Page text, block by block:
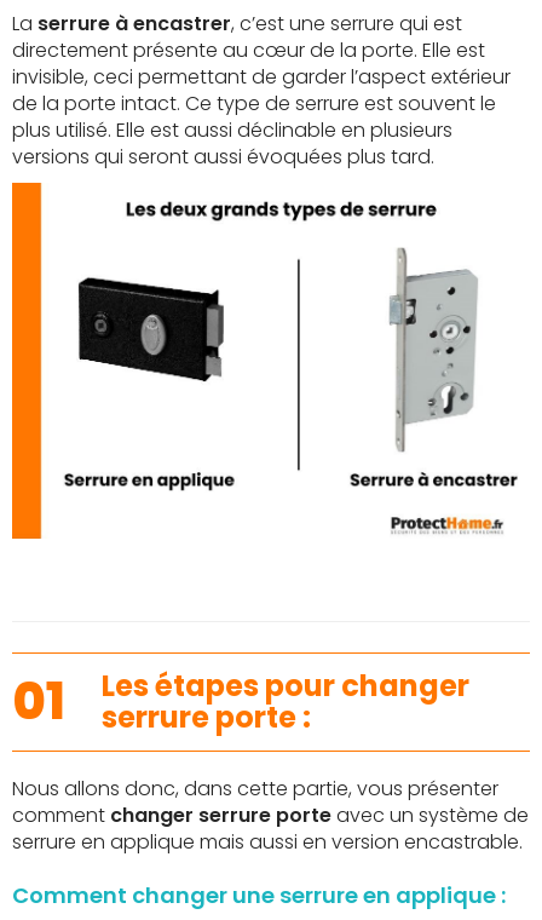
La serrure à encastrer, c’est une serrure qui est
directement présente au cœur de la porte. Elle est
invisible, ceci permettant de garder l’aspect extérieur
de la porte intact. Ce type de serrure est souvent le
plus utilisé. Elle est aussi déclinable en plusieurs
versions qui seront aussi évoquées plus tard.
01 Les étapes pour changer
serrure porte :
Nous allons donc, dans cette partie, vous présenter
comment changer serrure porteavec un système de
serrure en applique mais aussi en version encastrable.
Comment changer une serrure en applique :